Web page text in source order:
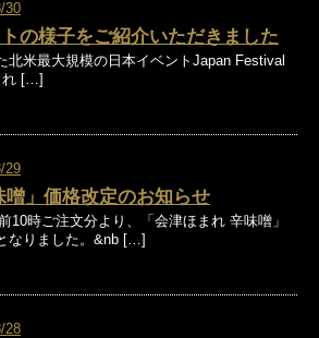
30
の様子をご紹介いただきました
北米最大規模の日本イベントJapan Festival
れ […]
29
噌」価格改定のお知らせ
10時ご注文分より、「会津ほまれ 辛味噌」
なりました。&nb […]
28